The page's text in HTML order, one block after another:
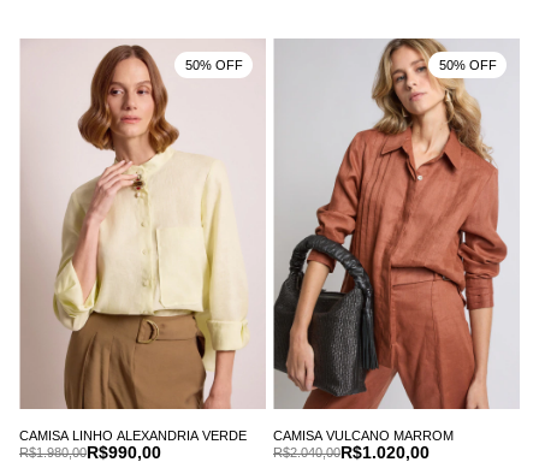
CAMISA LINHO ALEXANDRIA VERDE
R$990,00
R$1.980,00
50% OFF
CAMISA VULCANO MARROM
R$1.020,00
R$2.040,00
50% OFF